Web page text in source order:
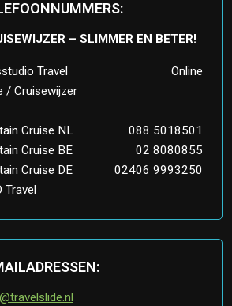
– SLIMMER EN BETER!
Travel
/ Cruisewijzer
Online
Cruise NL
088 5018501
Cruise BE
02 8080855
Cruise DE
Travel
02406 9993250